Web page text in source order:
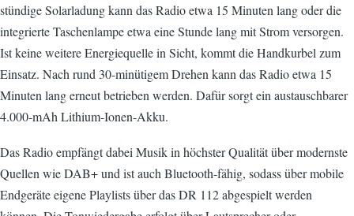
stündige Solarladung kann das Radio etwa 15 Minuten lang oder die
integrierte Taschenlampe etwa eine Stunde lang mit Strom versorgen.
Ist keine weitere Energiequelle in Sicht, kommt die Handkurbel zum
Einsatz. Nach rund 30-minütigem Drehen kann das Radio etwa 15
Minuten lang erneut betrieben werden. Dafür sorgt ein austauschbarer
4.000-mAh Lithium-Ionen-Akku.
Das Radio empfängt dabei Musik in höchster Qualität über modernste
Quellen wie DAB+ und ist auch Bluetooth-fähig, sodass über mobile
Endgeräte eigene Playlists über das DR 112 abgespielt werden